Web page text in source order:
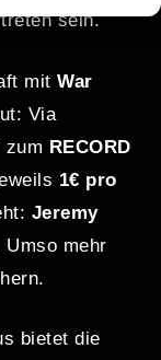
sein.
mit War
Via
zum RECORD
1€ pro
Jeremy
Umso mehr
bietet die